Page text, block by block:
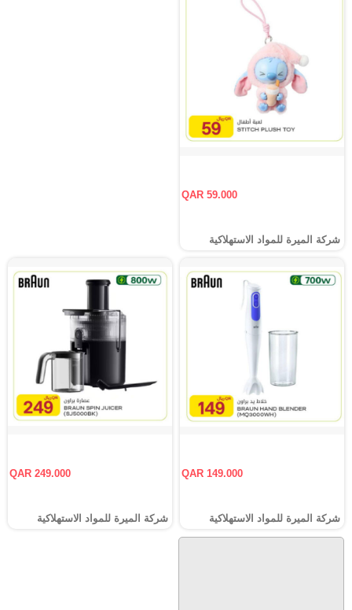
QAR 59.000
شركة الميرة للمواد الاستهلاكية
QAR 149.000
شركة الميرة للمواد الاستهلاكية
QAR 249.000
شركة الميرة للمواد الاستهلاكية